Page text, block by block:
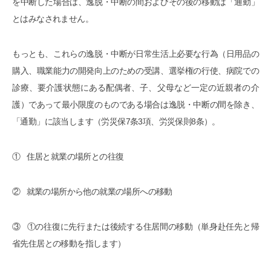
を中断した場合は、逸脱・中断の間およびその後の移動は「通勤」
とはみなされません。
もっとも、これらの逸脱・中断が日常生活上必要な行為（日用品の
購入、職業能力の開発向上のための受講、選挙権の行使、病院での
診療、要介護状態にある配偶者、子、父母など一定の近親者の介
護）であって最小限度のものである場合は逸脱・中断の間を除き、
「通勤」に該当します（労災保7条3項、労災保則8条）。
① 住居と就業の場所との往復
② 就業の場所から他の就業の場所への移動
③ ①の往復に先行または後続する住居間の移動（単身赴任先と帰
省先住居との移動を指します）